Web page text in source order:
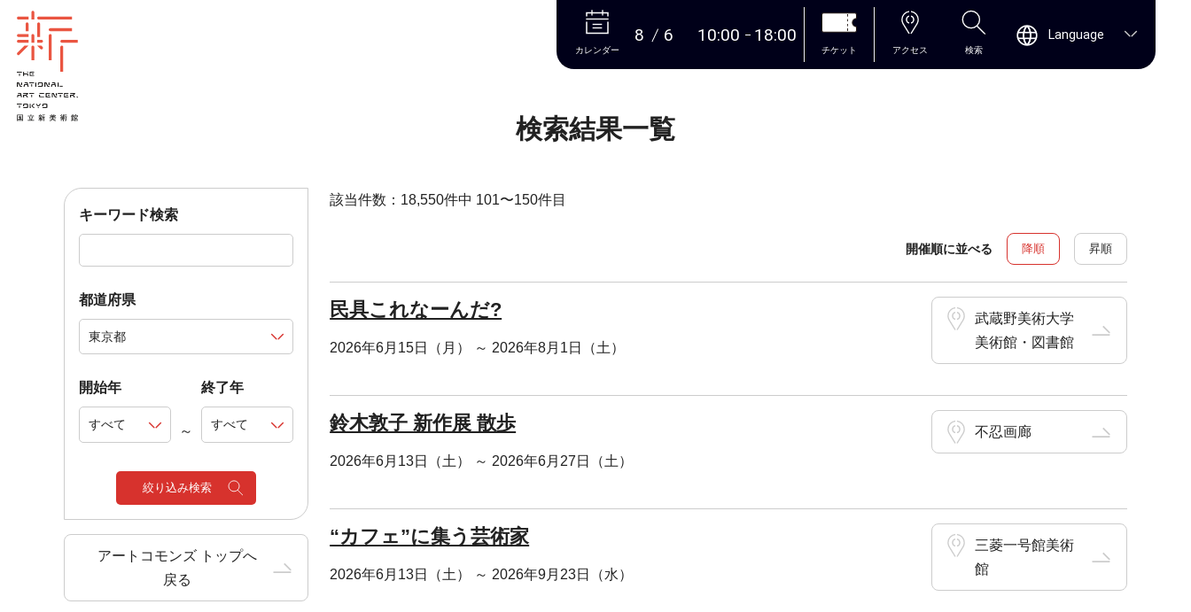
本文へ
カレンダー
8 6 10:00 18:00
チケット アクセス 検索
Language
検索結果一覧
キーワード検索
都道府県
開始年
～
終了年
絞り込み検索
アートコモンズ トップへ
戻る
該当件数：18,550件中 101〜150件目
開催順に並べる 降順 昇順
民具これなーんだ?
2026年6月15日（月） ～ 2026年8月1日（土）
武蔵野美術大学
美術館・図書館
鈴木敦子 新作展 散歩
2026年6月13日（土） ～ 2026年6月27日（土）
不忍画廊
“カフェ”に集う芸術家
2026年6月13日（土） ～ 2026年9月23日（水）
三菱一号館美術
館